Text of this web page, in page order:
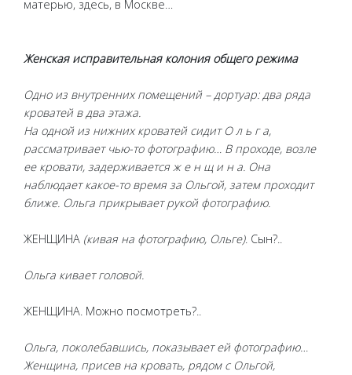
матерью, здесь, в Москве…
Женская исправительная колония общего режима
Одно из внутренних помещений – дортуар: два ряда
кроватей в два этажа.
На одной из нижних кроватей сидит О л ь г а,
рассматривает чью-то фотографию… В проходе, возле
ее кровати, задерживается ж е н щ и н а. Она
наблюдает какое-то время за Ольгой, затем проходит
ближе. Ольга прикрывает рукой фотографию.
ЖЕНЩИНА (кивая на фотографию, Ольге). Сын?..
Ольга кивает головой.
ЖЕНЩИНА. Можно посмотреть?..
Ольга, поколебавшись, показывает ей фотографию…
Женщина, присев на кровать, рядом с Ольгой,